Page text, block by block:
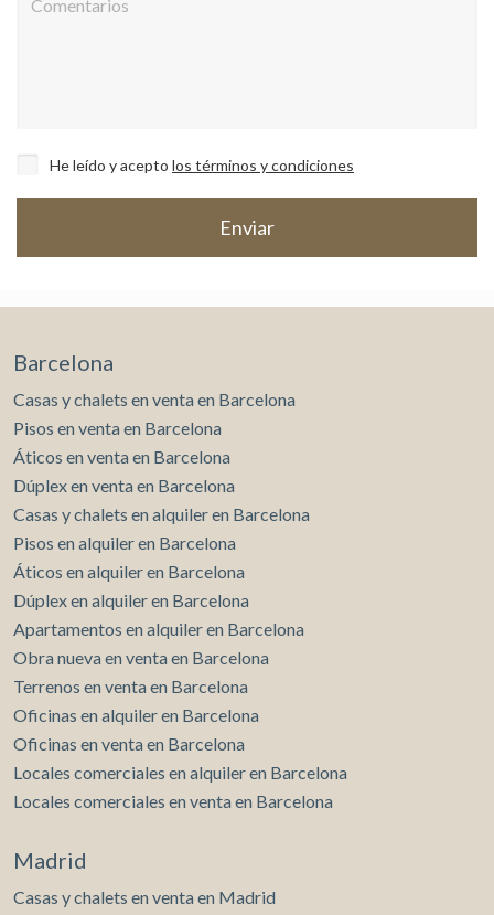
He leído y acepto los términos y condiciones
Barcelona
Casas y chalets en venta en Barcelona
Pisos en venta en Barcelona
Áticos en venta en Barcelona
Dúplex en venta en Barcelona
Casas y chalets en alquiler en Barcelona
Pisos en alquiler en Barcelona
Áticos en alquiler en Barcelona
Dúplex en alquiler en Barcelona
Apartamentos en alquiler en Barcelona
Obra nueva en venta en Barcelona
Terrenos en venta en Barcelona
Oficinas en alquiler en Barcelona
Oficinas en venta en Barcelona
Locales comerciales en alquiler en Barcelona
Locales comerciales en venta en Barcelona
Madrid
Casas y chalets en venta en Madrid